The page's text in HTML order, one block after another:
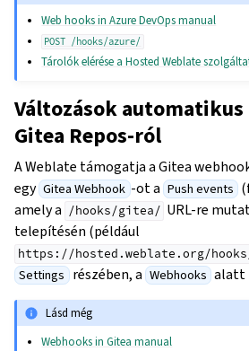
Web hooks in Azure DevOps manual
POST /hooks/azure/
Tárolók elérése a Hosted Weblate
Változások automatikus
Gitea Repos-ról
A Weblate támogatja a Gitea
egy Gitea Webhook -ot a Push events
amely a /hooks/gitea/ URL-re
telepítésén (például
https://hosted.weblate.org/
Settings részében, a Webhooks alatt
Lásd még
Webhooks in Gitea manual